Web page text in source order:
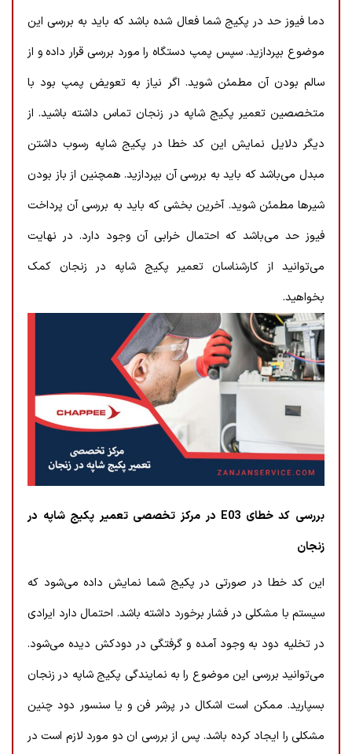
دما فیوز حد در پکیج شما فعال شده باشد که باید به بررسی این
موضوع بپردازید. سپس پمپ دستگاه را مورد بررسی قرار داده و از
سالم بودن آن مطمئن شوید. اگر نیاز به تعویض پمپ بود با
متخصصین تعمیر پکیج شاپه در زنجان تماس داشته باشید. از
دیگر دلایل نمایش این کد خطا در پکیج شاپه رسوب داشتن
مبدل می‌باشد که باید به بررسی آن بپردازید. همچنین از باز بودن
شیرها مطمئن شوید. آخرین بخشی که باید به بررسی آن پرداخت
فیوز حد می‌باشد که احتمال خرابی آن وجود دارد. در نهایت
می‌توانید از کارشناسان تعمیر پکیج شاپه در زنجان کمک
بخواهید.
بررسی کد خطای E03 در مرکز تخصصی تعمیر پکیج شاپه در
زنجان
این کد خطا در صورتی در پکیج شما نمایش داده می‌شود که
سیستم با مشکلی در فشار برخورد داشته باشد. احتمال دارد ایرادی
در تخلیه دود به وجود آمده و گرفتگی در دودکش دیده می‌شود.
می‌توانید بررسی این موضوع را به نمایندگی پکیج شاپه در زنجان
بسپارید. ممکن است اشکال در پرشر فن و یا سنسور دود چنین
مشکلی را ایجاد کرده باشد. پس از بررسی ان دو مورد لازم است در